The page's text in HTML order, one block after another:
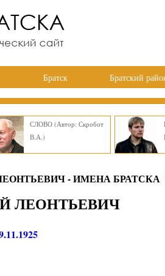
Братск Братский
СЛОВО (Автор: Скробот
В.А.)
- ИМЕНА БРАТСКА
ЛЕОНТЬЕВИЧ